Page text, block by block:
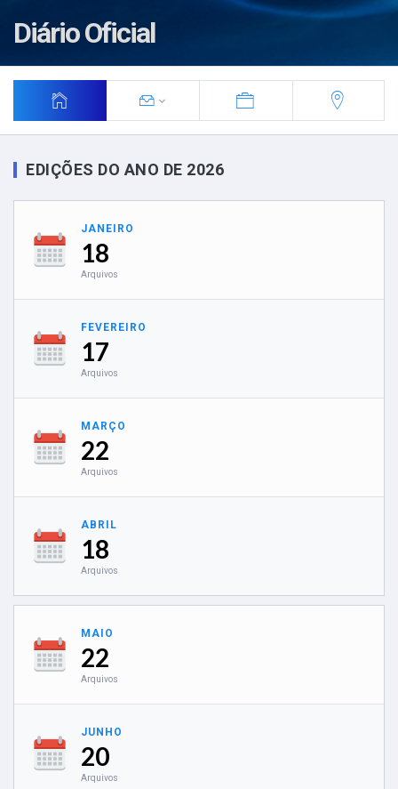
Diário Oficial
EDIÇÕES DO ANO DE 2026
JANEIRO
18
Arquivos
FEVEREIRO
17
Arquivos
MARÇO
22
Arquivos
ABRIL
18
Arquivos
MAIO
22
Arquivos
JUNHO
20
Arquivos